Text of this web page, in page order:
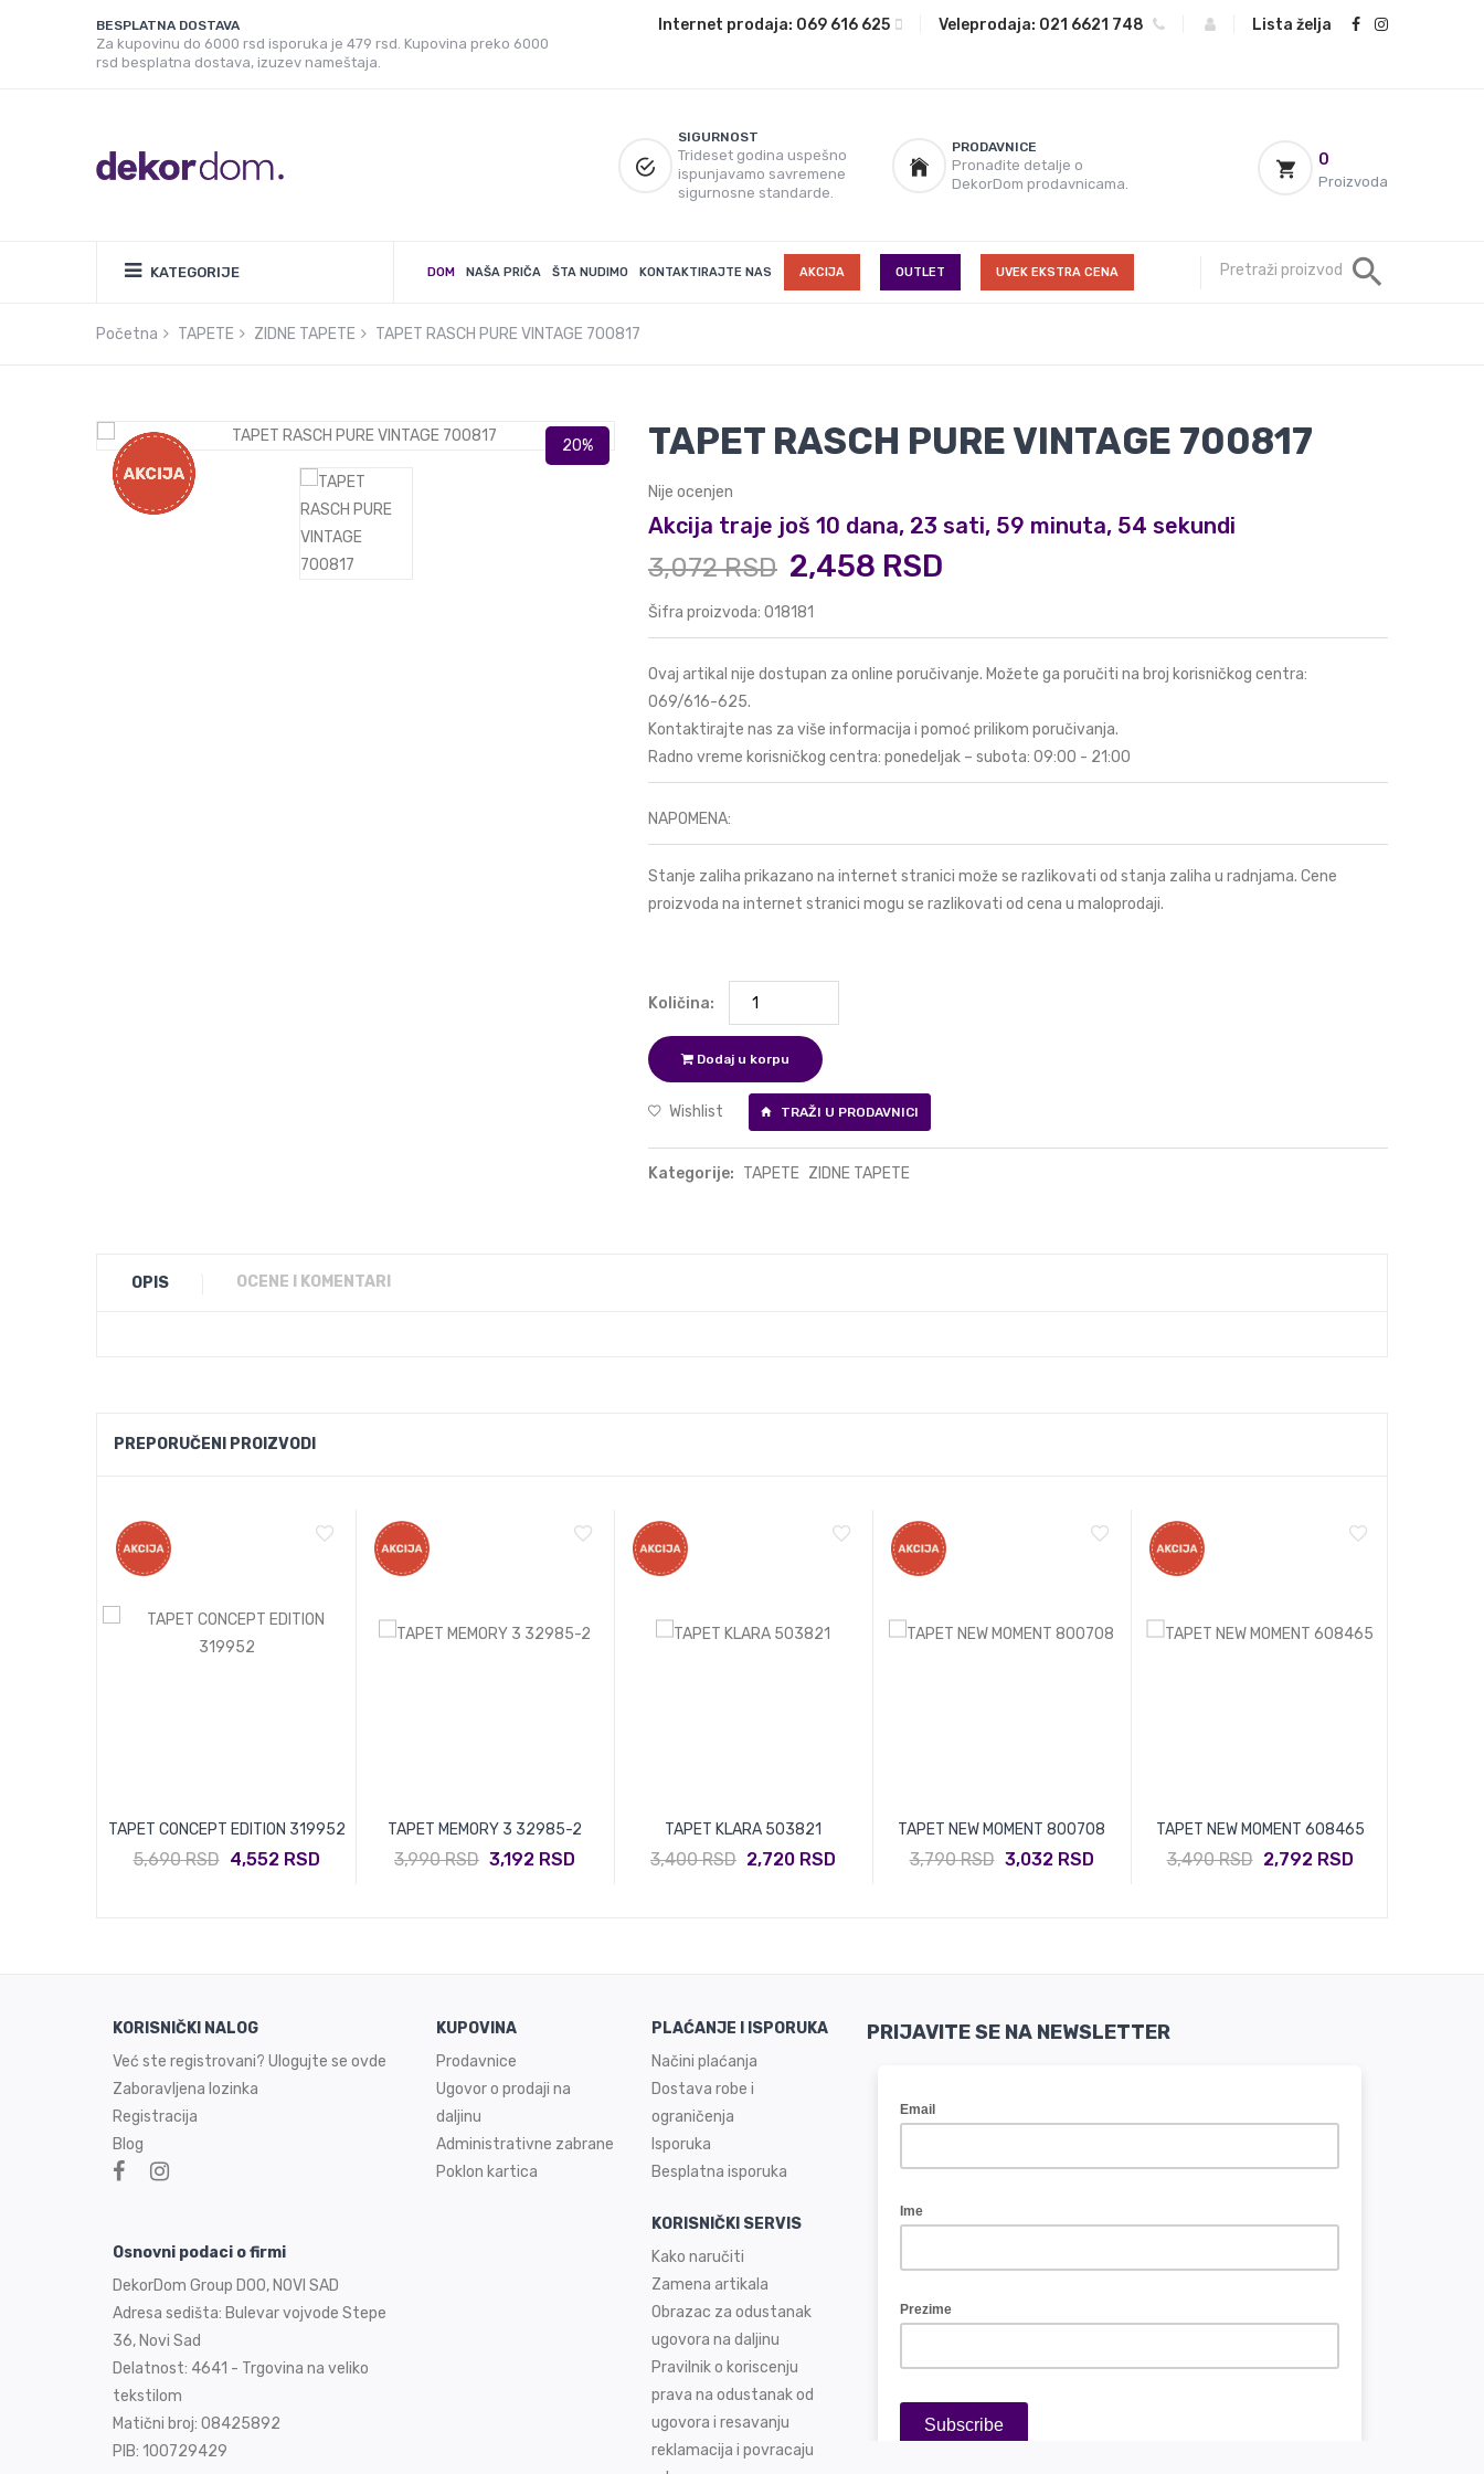
BESPLATNA DOSTAVA
Za kupovinu do 6000 rsd isporuka je 479 rsd. Kupovina preko 6000
rsd besplatna dostava, izuzev nameštaja.
Internet prodaja: 069 616 625 Veleprodaja: 021 6621 748 Lista želja
SIGURNOST
Trideset godina uspešno
ispunjavamo savremene
sigurnosne standarde.
PRODAVNICE
Pronađite detalje o
DekorDom prodavnicama.
0
Proizvoda
KATEGORIJE DOM NAŠA PRIČA ŠTA NUDIMO KONTAKTIRAJTE NAS AKCIJA OUTLET UVEK EKSTRA CENA
Početna TAPETE ZIDNE TAPETE TAPET RASCH PURE VINTAGE 700817
TAPET RASCH PURE VINTAGE 700817
Nije ocenjen
Akcija traje još 10 dana, 23 sati, 59 minuta, 53 sekundi
3,072 RSD 2,458 RSD
Šifra proizvoda: 018181
Ovaj artikal nije dostupan za online poručivanje. Možete ga poručiti na broj korisničkog centra:
069/616-625.
Kontaktirajte nas za više informacija i pomoć prilikom poručivanja.
Radno vreme korisničkog centra: ponedeljak – subota: 09:00 - 21:00
NAPOMENA:
Stanje zaliha prikazano na internet stranici može se razlikovati od stanja zaliha u radnjama. Cene
proizvoda na internet stranici mogu se razlikovati od cena u maloprodaji.
Količina:
Dodaj u korpu
Wishlist TRAŽI U PRODAVNICI
Kategorije: TAPETE ZIDNE TAPETE
OPIS OCENE I KOMENTARI
PREPORUČENI PROIZVODI
TAPET CONCEPT EDITION 319952
5,690 RSD 4,552 RSD
TAPET MEMORY 3 32985-2
3,990 RSD 3,192 RSD
TAPET KLARA 503821
3,400 RSD 2,720 RSD
TAPET NEW MOMENT 800708
3,790 RSD 3,032 RSD
TAPET NEW MOMENT 608465
3,490 RSD 2,792 RSD
KORISNIČKI NALOG
Već ste registrovani? Ulogujte se ovde
Zaboravljena lozinka
Registracija
Blog
Osnovni podaci o firmi
DekorDom Group DOO, NOVI SAD
Adresa sedišta: Bulevar vojvode Stepe
36, Novi Sad
Delatnost: 4641 - Trgovina na veliko
tekstilom
Matični broj: 08425892
PIB: 100729429
KUPOVINA
Prodavnice
Ugovor o prodaji na
daljinu
Administrativne zabrane
Poklon kartica
PLAĆANJE I ISPORUKA
Načini plaćanja
Dostava robe i
ograničenja
Isporuka
Besplatna isporuka
KORISNIČKI SERVIS
Kako naručiti
Zamena artikala
Obrazac za odustanak
ugovora na daljinu
Pravilnik o koriscenju
prava na odustanak od
ugovora i resavanju
reklamacija i povracaju
PRIJAVITE SE NA NEWSLETTER